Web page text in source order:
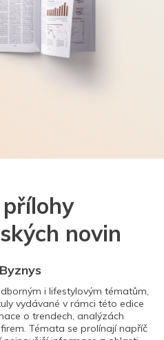
novin
i lifestylovým tématům,
vydávané v rámci této edice
o trendech, analýzách
Témata se prolínají napříč